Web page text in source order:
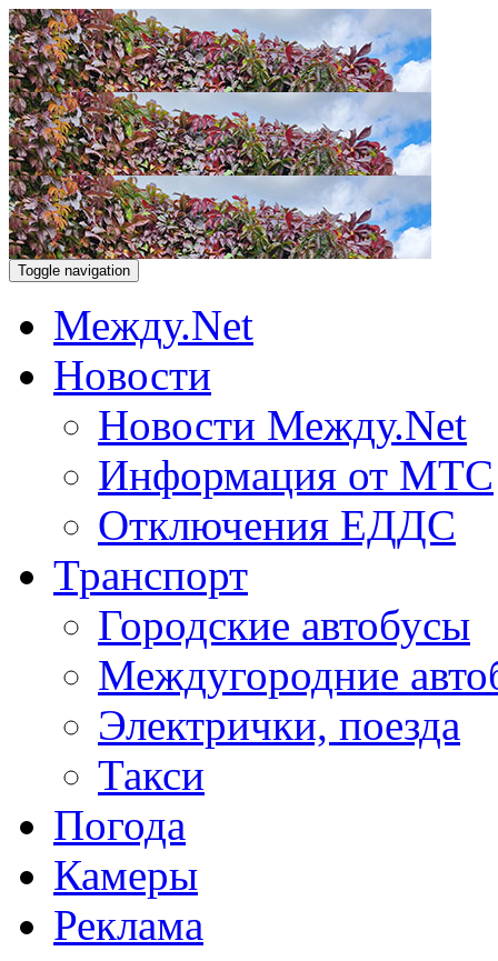
Toggle navigation
Между.Net
Новости
Новости Между.Net
Информация от МТС
Отключения ЕДДС
Транспорт
Городские автобусы
Междугородние
Электрички, поезда
Такси
Погода
Камеры
Реклама